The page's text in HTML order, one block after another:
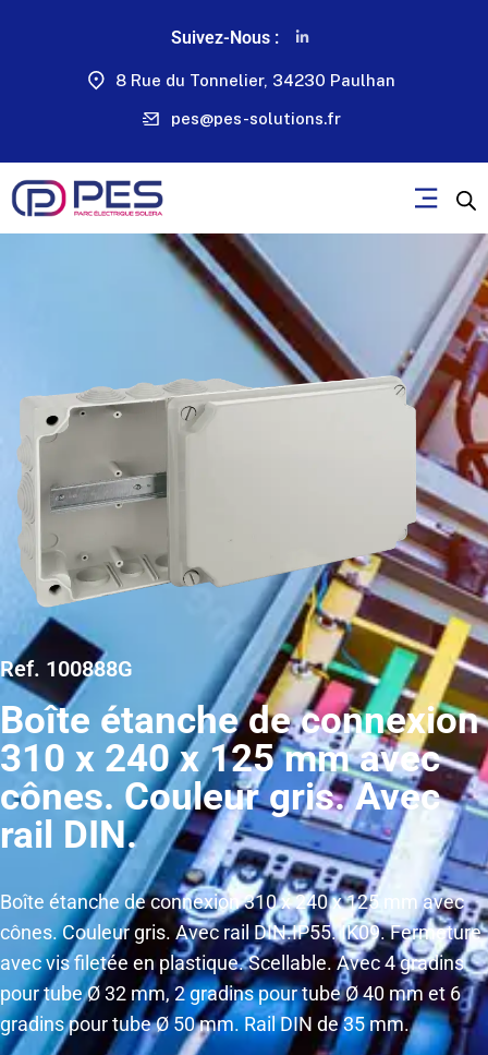
Suivez-Nous :
8 Rue du Tonnelier, 34230 Paulhan
pes@pes-solutions.fr
Ref. 100888G
Boîte étanche de connexion
310 x 240 x 125 mm avec
cônes. Couleur gris. Avec
rail DIN.
Boîte étanche de connexion 310 x 240 x 125 mm avec
cônes. Couleur gris. Avec rail DIN.IP55. IK09. Fermeture
avec vis filetée en plastique. Scellable. Avec 4 gradins
pour tube Ø 32 mm, 2 gradins pour tube Ø 40 mm et 6
gradins pour tube Ø 50 mm. Rail DIN de 35 mm.